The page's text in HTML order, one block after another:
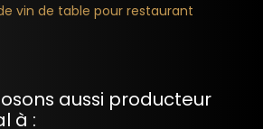
vin de table pour restaurant
aussi producteur
à :